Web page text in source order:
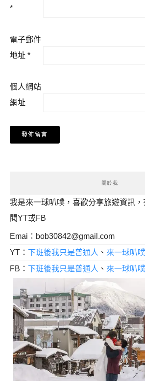
*
電子郵件
地址 *
個人網站
網址
關於我
我是來一球叭噗，喜歡分享旅遊資訊
閱YT或FB
Emai： bob30842@gmail.com
YT： 下班後我只是普通人 、 來一球叭噗
FB： 下班後我只是普通人 、 來一球叭噗